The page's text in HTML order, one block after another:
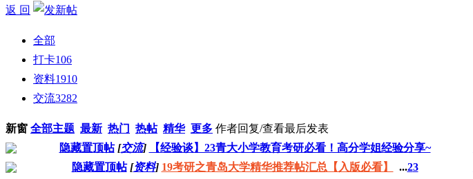
返 回
全部
打卡106
资料1910
交流3282
新窗 全部主题 最新 热门 热帖 精华 更多 作者回复/查看最后发表
隐藏置顶帖 [交流] 【经验谈】23青大小学教育考研必看！高分学姐经验分享~
隐藏置顶帖 [资料] 19考研之青岛大学精华推荐帖汇总【入版必看】 ...23